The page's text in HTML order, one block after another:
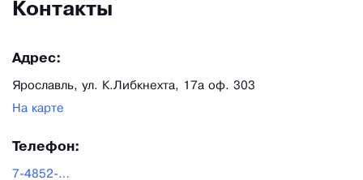
Контакты
Адрес:
Ярославль, ул. К.Либкнехта, 17а оф. 303
На карте
Телефон:
7-4852-662-663